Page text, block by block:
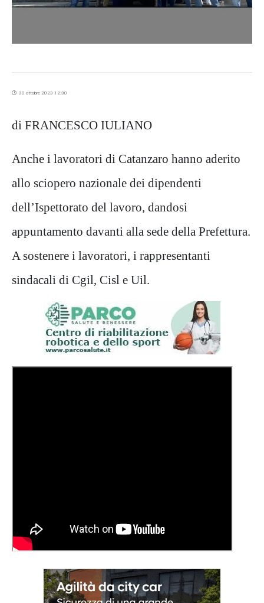
30 ottobre 2023 12:30
di FRANCESCO IULIANO
Anche i lavoratori di Catanzaro hanno aderito
allo sciopero nazionale dei dipendenti
dell’Ispettorato del lavoro, dandosi
appuntamento davanti alla sede della Prefettura.
A sostenere i lavoratori, i rappresentanti
sindacali di Cgil, Cisl e Uil.